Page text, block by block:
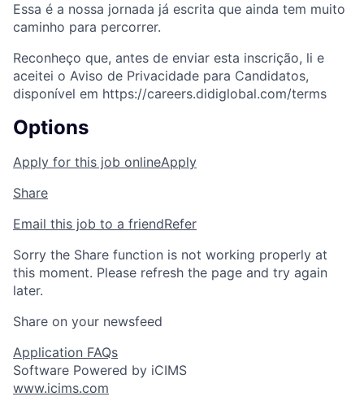
Essa é a nossa jornada já escrita que ainda tem muito
caminho para percorrer.
Reconheço que, antes de enviar esta inscrição, li e
aceitei o Aviso de Privacidade para Candidatos,
disponível em https://careers.didiglobal.com/terms
Options
Apply for this job onlineApply
Share
Email this job to a friendRefer
Sorry the Share function is not working properly at
this moment. Please refresh the page and try again
later.
Share on your newsfeed
Application FAQs
Software Powered by iCIMS
www.icims.com